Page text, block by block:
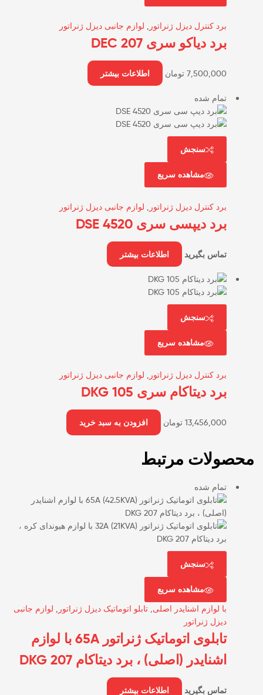
برد کنترل دیزل ژنراتور لوازم جانبی دیزل ژنراتور
برد دیاکو سری DEC 207
7,500,000 تومان اطلاعات بیشتر
تمام شده
سنجش
مشاهده سریع
برد کنترل دیزل ژنراتور لوازم جانبی دیزل ژنراتور
برد دیپسی سری DSE 4520
تماس بگیرید اطلاعات بیشتر
سنجش
مشاهده سریع
برد کنترل دیزل ژنراتور لوازم جانبی دیزل ژنراتور
برد دیتاکام سری DKG 105
13,456,000 تومان افزودن به سبد خرید
محصولات مرتبط
تمام شده
سنجش
مشاهده سریع
با لوازم اشنایدر اصلی تابلو اتوماتیک دیزل ژنراتور
لوازم جانبی
دیزل ژنراتور
تابلوی اتوماتیک ژنراتور 65A با لوازم
اشنایدر (اصلی) ، برد دیتاکام DKG 207
تماس بگیرید اطلاعات بیشتر